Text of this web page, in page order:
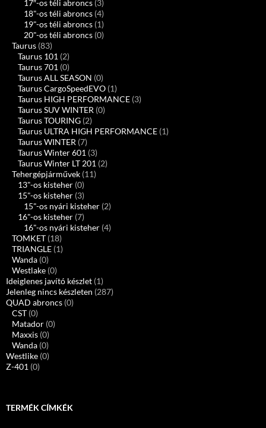
17″-os téli abroncs (3)
18"-os téli abroncs (4)
19"-os téli abroncs (1)
20"-os téli abroncs (0)
Taurus (83)
Taurus 101 (2)
Taurus 701 (0)
Taurus ALL SEASON (0)
Taurus CargoSpeedEVO (1)
Taurus HIGH PERFORMANCE (3)
Taurus SUV WINTER (0)
Taurus TOURING (2)
Taurus ULTRA HIGH PERFORMANCE (1)
Taurus WINTER (7)
Taurus Winter 601 (3)
Taurus Winter LT 201 (2)
Tehergépjárművek (11)
13"-os kisteher (0)
15"-os kisteher (3)
15"-os nyári kisteher (2)
16"-os kisteher (7)
16"-os nyári kisteher (4)
TOMKET (18)
TRIANGLE (1)
Wanda (0)
Westlake (0)
Ideiglenes javító készlet (1)
Jelenleg nincs készleten (287)
QUAD abroncs (0)
CST (0)
Matador (0)
Maxxis (0)
Wanda (0)
Westlike (0)
Z-401 (0)
TERMÉK CÍMKÉK